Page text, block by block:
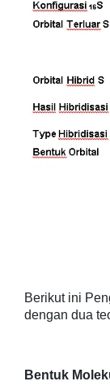
Berikut ini
dengan dua
Bentuk